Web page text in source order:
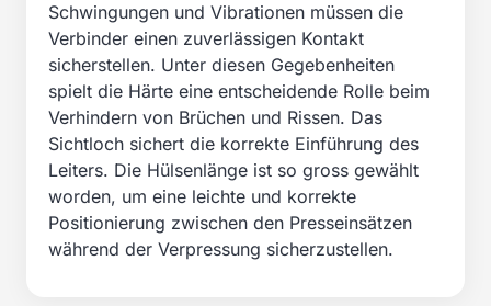
Schwingungen und Vibrationen müssen die
Verbinder einen zuverlässigen Kontakt
sicherstellen. Unter diesen Gegebenheiten
spielt die Härte eine entscheidende Rolle beim
Verhindern von Brüchen und Rissen. Das
Sichtloch sichert die korrekte Einführung des
Leiters. Die Hülsenlänge ist so gross gewählt
worden, um eine leichte und korrekte
Positionierung zwischen den Presseinsätzen
während der Verpressung sicherzustellen.